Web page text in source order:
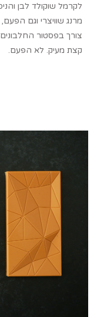
לקרמל שוקולד לבן
מרנג שוויצרי וגם
צורך בפסטור
קצת מעיק. לא הפעם.